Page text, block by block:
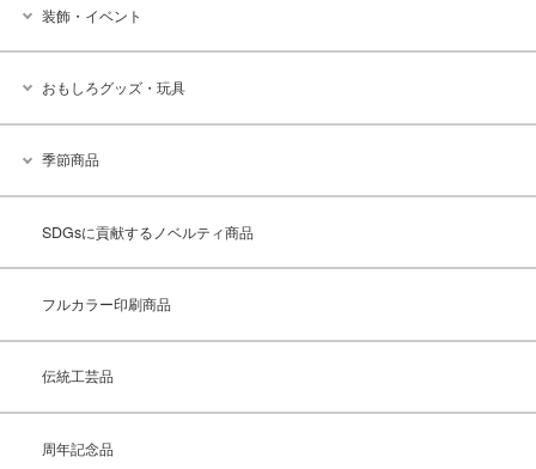
装飾・イベント
おもしろグッズ・玩具
季節商品
SDGsに貢献するノベルティ商品
フルカラー印刷商品
伝統工芸品
周年記念品